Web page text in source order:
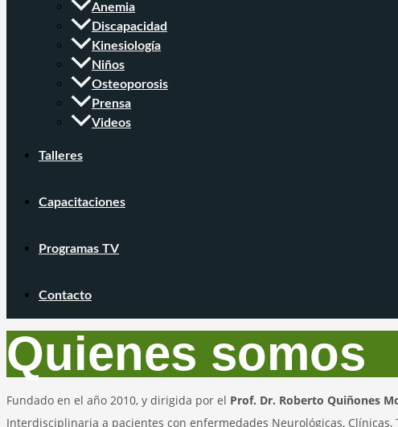
Anemia
Discapacidad
Kinesiología
Niños
Osteoporosis
Prensa
Videos
Talleres
Capacitaciones
Programas TV
Contacto
Quienes somos
Fundado en el año 2010, y dirigida por el Prof. Dr. Roberto Quiñones
Interdisciplinaria a pacientes con enfermedades Neurológicas,